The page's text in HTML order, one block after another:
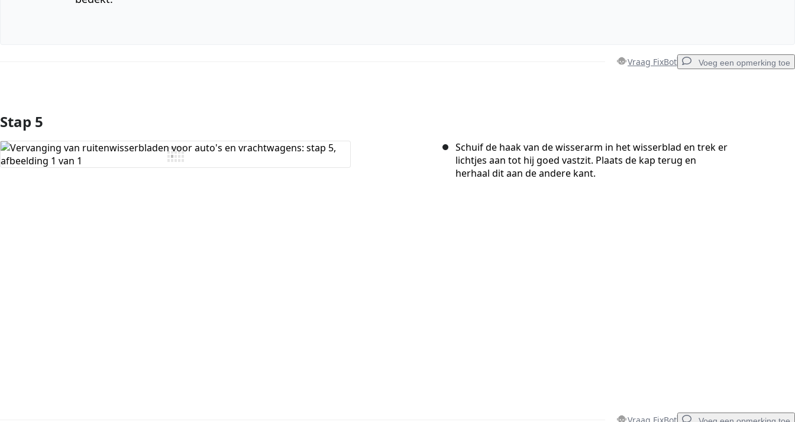
Vraag FixBot Voeg een opmerking toe
Voeg opmerking toe
Stap 5
Schuif de haak van de wisserarm in het wisserblad en trek er
lichtjes aan tot hij goed vastzit. Plaats de kap terug en
herhaal dit aan de andere kant.